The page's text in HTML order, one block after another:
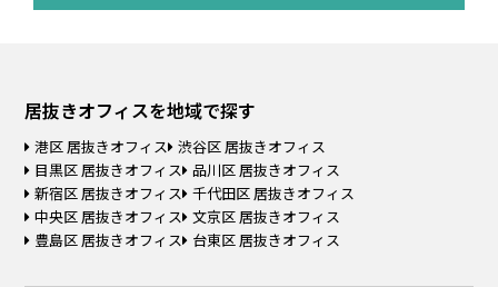
居抜きオフィスを地域で探す
港区 居抜きオフィス 渋谷区 居抜きオフィス
目黒区 居抜きオフィス 品川区 居抜きオフィス
新宿区 居抜きオフィス 千代田区 居抜きオフィス
中央区 居抜きオフィス 文京区 居抜きオフィス
豊島区 居抜きオフィス 台東区 居抜きオフィス